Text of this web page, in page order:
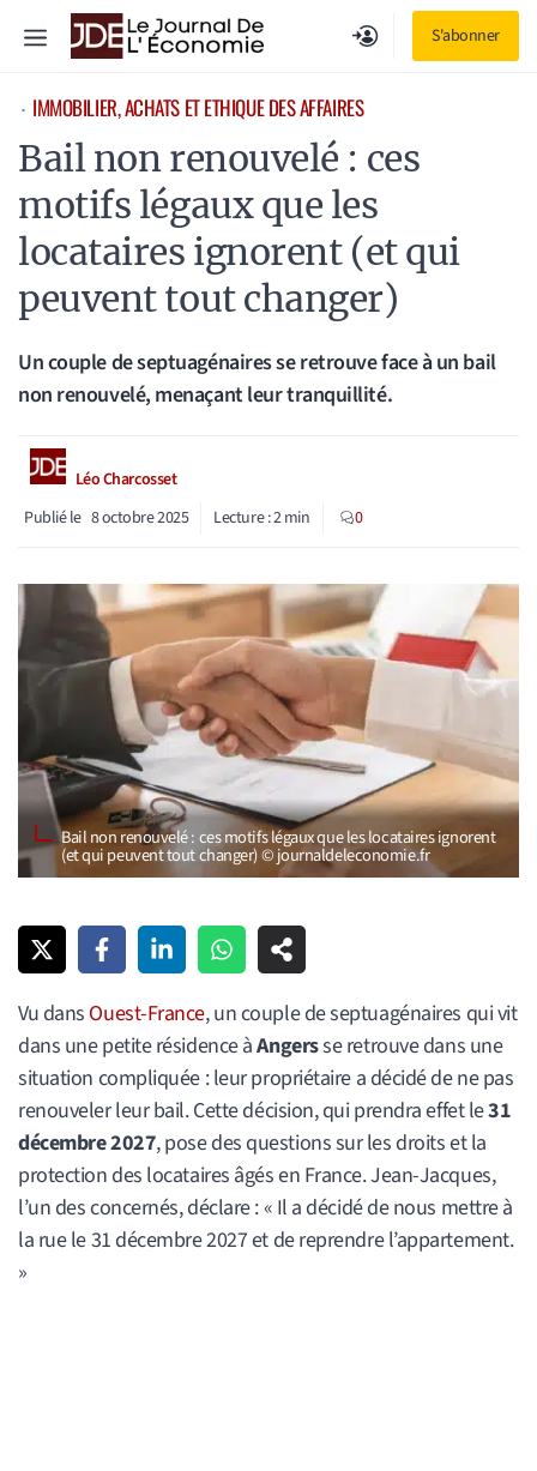
S'abonner
Menu
⋅ IMMOBILIER, ACHATS ET ETHIQUE DES AFFAIRES
Bail non renouvelé : ces
motifs légaux que les
locataires ignorent (et qui
peuvent tout changer)
Un couple de septuagénaires se retrouve face à un bail
non renouvelé, menaçant leur tranquillité.
Léo Charcosset
Publié le 8 octobre 2025 Lecture :2min 0
Bail non renouvelé : ces motifs légaux que les locataires ignorent
(et qui peuvent tout changer) © journaldeleconomie.fr
Vu dans Ouest-France, un couple de septuagénaires qui vit
dans une petite résidence àAngersse retrouve dans une
situation compliquée : leur propriétaire a décidé de ne pas
renouveler leur bail. Cette décision, qui prendra effet le31
décembre 2027, pose des questions sur les droits et la
protection des locataires âgés en France. Jean-Jacques,
l’un des concernés, déclare : « Il a décidé de nous mettre à
la rue le 31 décembre 2027 et de reprendre l’appartement.
»